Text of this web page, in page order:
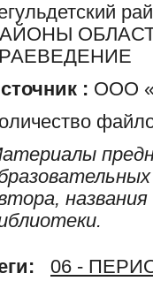
: ООО
06 -